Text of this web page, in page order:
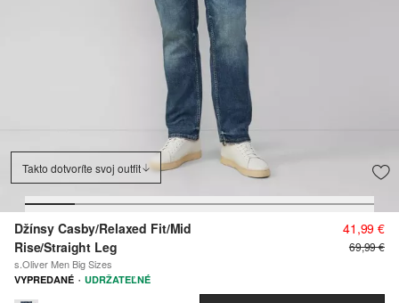
Takto dotvoríte svoj outfit
Džínsy Casby/Relaxed Fit/Mid
Rise/Straight Leg
s.Oliver Men Big Sizes
41,99 €
69,99 €
VYPREDANÉ · UDRŽATEĽNÉ